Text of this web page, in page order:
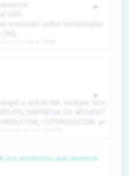
los proyectos que asesora